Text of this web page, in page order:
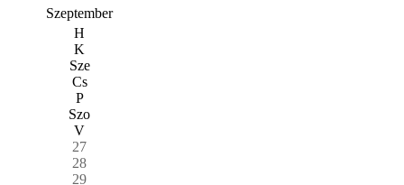
Szeptember
H
K
Sze
Cs
P
Szo
V
27
28
29